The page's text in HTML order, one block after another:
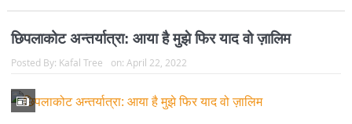
छिपलाकोट अन्तर्यात्रा: आया है मुझे फिर याद वो ज़ालिम
Posted By: Kafal Tree on: April 22, 2022